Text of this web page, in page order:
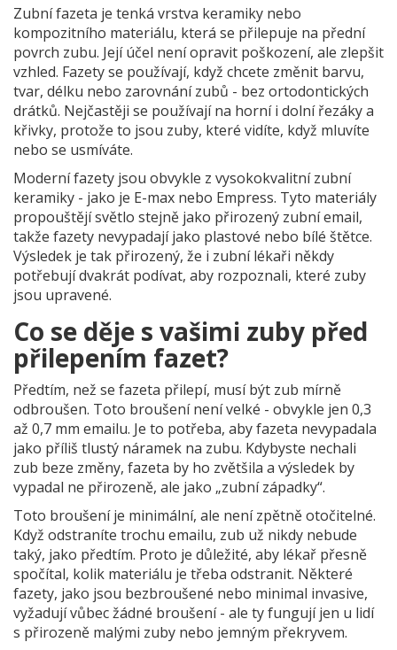
Zubní fazeta je tenká vrstva keramiky nebo
kompozitního materiálu, která se přilepuje na přední
povrch zubu. Její účel není opravit poškození, ale zlepšit
vzhled. Fazety se používají, když chcete změnit barvu,
tvar, délku nebo zarovnání zubů - bez ortodontických
drátků. Nejčastěji se používají na horní i dolní řezáky a
křivky, protože to jsou zuby, které vidíte, když mluvíte
nebo se usmíváte.
Moderní fazety jsou obvykle z vysokokvalitní zubní
keramiky - jako je E-max nebo Empress. Tyto materiály
propouštějí světlo stejně jako přirozený zubní email,
takže fazety nevypadají jako plastové nebo bílé štětce.
Výsledek je tak přirozený, že i zubní lékaři někdy
potřebují dvakrát podívat, aby rozpoznali, které zuby
jsou upravené.
Co se děje s vašimi zuby před
přilepením fazet?
Předtím, než se fazeta přilepí, musí být zub mírně
odbroušen. Toto broušení není velké - obvykle jen 0,3
až 0,7 mm emailu. Je to potřeba, aby fazeta nevypadala
jako příliš tlustý náramek na zubu. Kdybyste nechali
zub beze změny, fazeta by ho zvětšila a výsledek by
vypadal ne přirozeně, ale jako „zubní západky“.
Toto broušení je minimální, ale není zpětně otočitelné.
Když odstraníte trochu emailu, zub už nikdy nebude
taký, jako předtím. Proto je důležité, aby lékař přesně
spočítal, kolik materiálu je třeba odstranit. Některé
fazety, jako jsou bezbroušené nebo minimal invasive,
vyžadují vůbec žádné broušení - ale ty fungují jen u lidí
s přirozeně malými zuby nebo jemným překryvem.